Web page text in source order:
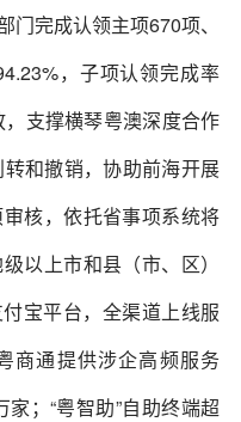
完成认领主项670项、
，子项认领完成率
支撑横琴粤澳深度合作
和撤销，协助前海开展
核，依托省事项系统将
以上市和县（市、区）
宝平台，全渠道上线服
商通提供涉企高频服务
；“粤智助”自助终端超